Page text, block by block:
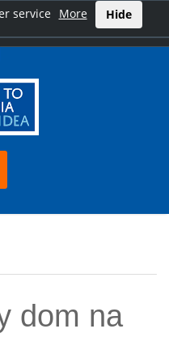
service More Hide
dom na